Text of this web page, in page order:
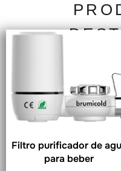
Filtro purificador de
para beber